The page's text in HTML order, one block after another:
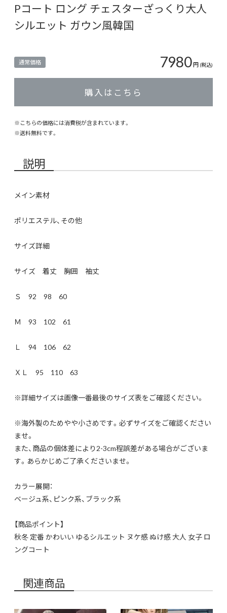
Pコート ロング チェスターざっくり大人
シルエット ガウン風韓国
通常価格 7980円 (税込)
購入はこちら
※こちらの価格には消費税が含まれています。
※送料無料です。
説明
メイン素材
ポリエステル、その他
サイズ詳細
サイズ 着丈 胸囲 袖丈
Ｓ 92 98 60
Ｍ 93 102 61
Ｌ 94 106 62
ＸＬ 95 110 63
※詳細サイズは画像一番最後のサイズ表をご確認ください。
※海外製のためやや小さめです。必ずサイズをご確認ください
ませ。
また、商品の個体差により2-3cm程誤差がある場合がございま
す。あらかじめご了承くださいませ。
カラー展開：
ベージュ系、ピンク系、ブラック系
【商品ポイント】
秋冬 定番 かわいい ゆるシルエット ヌケ感 ぬけ感 大人 女子 ロ
ングコート
関連商品